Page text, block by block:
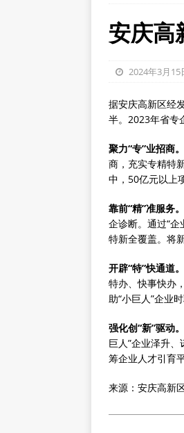
安庆高
2024年3月15
据安庆高新区经
半。2023年省专
聚力“专”业招商。
商，充实专精特
中，50亿元以上
靠前“精”准服务。
企诊断。通过“
特新全覆盖。将
开辟“特”快通道。
特办、快事快办
助“小巨人”企业
强化创“新”驱动。
巨人”企业泽升
筹企业人才引育
来源：安庆高新